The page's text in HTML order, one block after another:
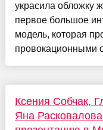
украсила обложку
первое большое
модель, которая
провокационными
Ксения Собчак,
Яна